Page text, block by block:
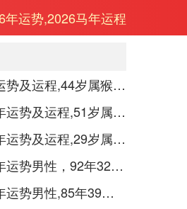
运势,2026马年运程
1980属猴女2024年运势及运程,44岁属猴人2024全年每月运势女性如何
1973年属牛女2024年运势及运程,51岁属牛人2024全年每月运势女性如何
1995年属猪女2024年运势及运程,29岁属猪人2024全年每月运势女性如何
1992年属猴人2024年运势男性，92年32岁属猴男2024年每月运程怎么样
1985年属牛人2024年运势男性,85年39岁属牛男2024年每月运程怎么样